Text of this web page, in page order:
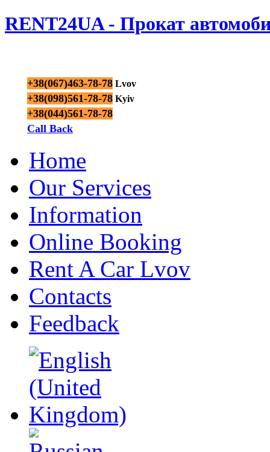
RENT24UA - Прокат
+38(067)463-78-78 Lvov
+38(098)561-78-78 Kyiv
+38(044)561-78-78
Call Back
Home
Our Services
Information
Online Booking
Rent A Car Lvov
Contacts
Feedback